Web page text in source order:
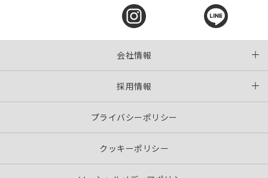
会社情報
採用情報
プライバシーポリシー
クッキーポリシー